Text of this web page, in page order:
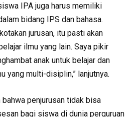
IPA juga harus memiliki
bidang IPS dan bahasa.
jurusan, itu pasti akan
ilmu yang lain. Saya pikir
anak untuk belajar dan
yang multi-disiplin,” lanjutnya.
bahwa penjurusan tidak bisa
bagi siswa di dunia perguruan